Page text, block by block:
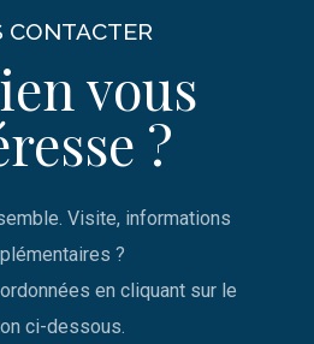
CONTACTER
vous
?
Visite, informations
?
en cliquant sur le
ci-dessous.